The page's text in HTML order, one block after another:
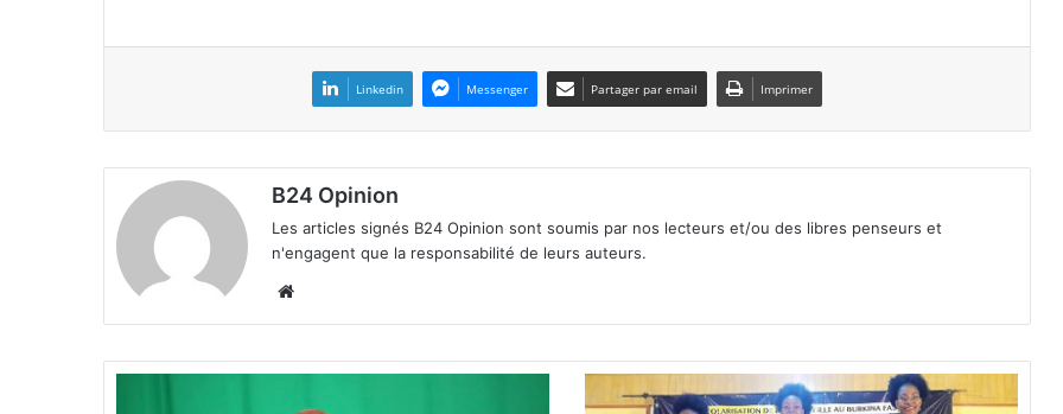
Linkedin Messenger Partager par email Imprimer
B24 Opinion
Les articles signés B24 Opinion sont soumis par nos lecteurs et/ou des libres penseurs et
n'engagent que la responsabilité de leurs auteurs.
bsi